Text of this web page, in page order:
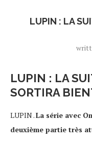
LUPIN : LA
LUPIN : LA
SORTIRA
LUPIN .La série avec
deuxième partie très